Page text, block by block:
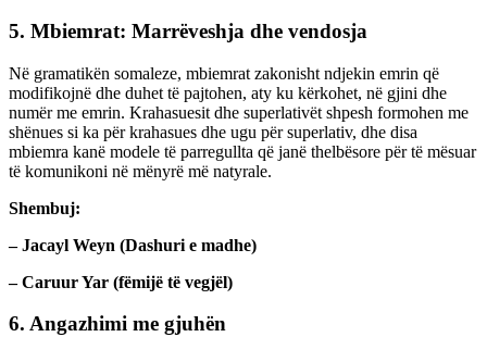
5. Mbiemrat: Marrëveshja dhe vendosja
Në gramatikën somaleze, mbiemrat zakonisht ndjekin emrin që
modifikojnë dhe duhet të pajtohen, aty ku kërkohet, në gjini dhe
numër me emrin. Krahasuesit dhe superlativët shpesh formohen me
shënues si ka për krahasues dhe ugu për superlativ, dhe disa
mbiemra kanë modele të parregullta që janë thelbësore për të mësuar
të komunikoni në mënyrë më natyrale.
Shembuj:
– Jacayl Weyn (Dashuri e madhe)
– Caruur Yar (fëmijë të vegjël)
6. Angazhimi me gjuhën